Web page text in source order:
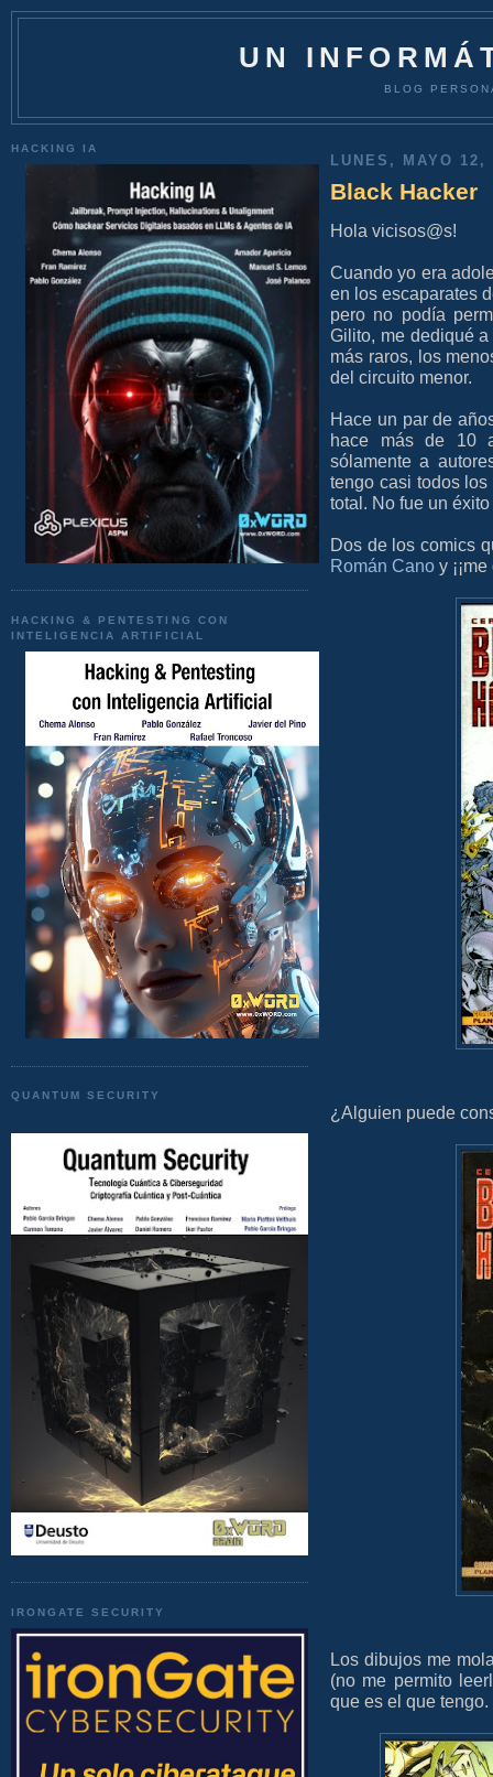
UN
BLOG
HACKING IA
HACKING & PENTESTING CON
INTELIGENCIA ARTIFICIAL
QUANTUM SECURITY
IRONGATE SECURITY
LUNES, MAYO 12,
Black Hacker
Hola vicisos@s!
Cuando yo era
en los escaparates
pero no podía
Gilito, me dediqué
más raros, los
del circuito menor.
Hace un par de
hace más de 10
sólamente a
tengo casi todos
total. No fue un
Dos de los comics
Román Cano y
¿Alguien puede
Los dibujos me
(no me permito
que es el que tengo.